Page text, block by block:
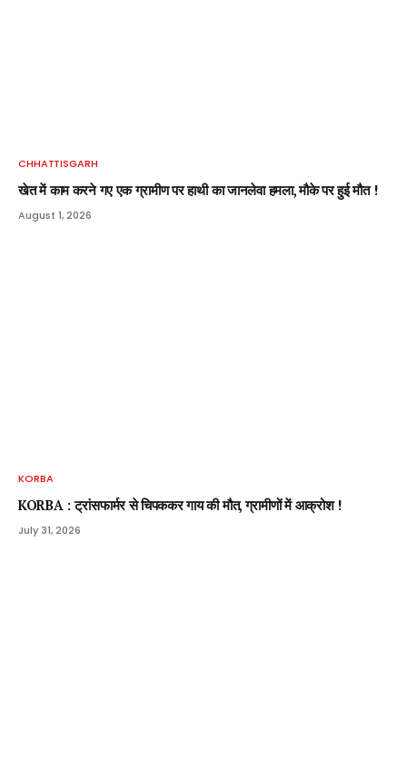
CHHATTISGARH
खेत में काम करने गए एक ग्रामीण पर हाथी का जानलेवा हमला, मौके पर हुई मौत !
August 1, 2026
KORBA
KORBA : ट्रांसफार्मर से चिपककर गाय की मौत, ग्रामीणों में आक्रोश !
July 31, 2026